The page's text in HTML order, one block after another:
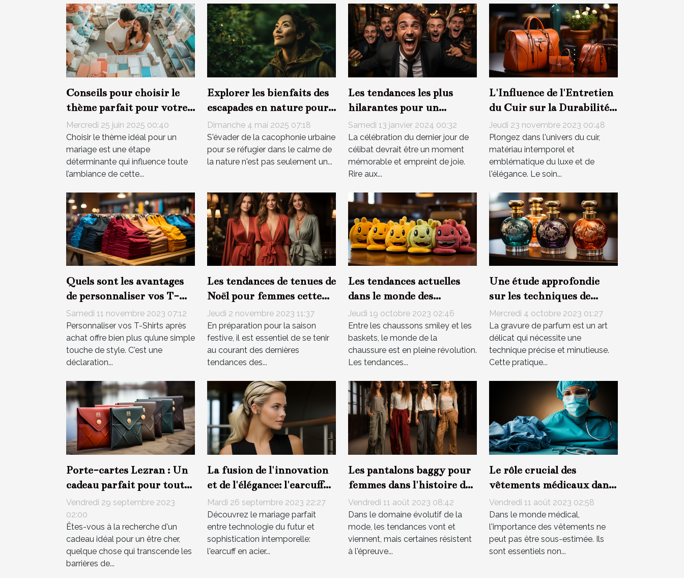
Conseils pour choisir le
thème parfait pour votre
mariage
Mercredi 25 juin 2025 00:40
Choisir le thème idéal pour un
mariage est une étape
déterminante qui influence toute
l’ambiance de cette...
Explorer les bienfaits des
escapades en nature pour
la santé mentale
Dimanche 4 mai 2025 07:18
S'évader de la cacophonie urbaine
pour se réfugier dans le calme de
la nature n'est pas seulement un...
Les tendances les plus
hilarantes pour un
enterrement de vie de
célibataire inoubliable
Samedi 13 janvier 2024 00:32
La célébration du dernier jour de
célibat devrait être un moment
mémorable et empreint de joie.
Rire aux...
L'Influence de l'Entretien
du Cuir sur la Durabilité
de vos Accessoires de
Mode
Jeudi 23 novembre 2023 00:48
Plongez dans l'univers du cuir,
matériau intemporel et
emblématique du luxe et de
l'élégance. Le soin...
Quels sont les avantages
de personnaliser vos T-
Shirts après achat ?
Samedi 11 novembre 2023 07:12
Personnaliser vos T-Shirts après
achat offre bien plus qu’une simple
touche de style. C'est une
déclaration...
Les tendances de tenues de
Noël pour femmes cette
année
Jeudi 2 novembre 2023 11:37
En préparation pour la saison
festive, il est essentiel de se tenir
au courant des dernières
tendances des...
Les tendances actuelles
dans le monde des
chaussons smiley et
sneakers
Jeudi 19 octobre 2023 02:46
Entre les chaussons smiley et les
baskets, le monde de la
chaussure est en pleine révolution.
Les tendances...
Une étude approfondie
sur les techniques de
gravure de parfum
Mercredi 4 octobre 2023 01:27
La gravure de parfum est un art
délicat qui nécessite une
technique précise et minutieuse.
Cette pratique...
Porte-cartes Lezran : Un
cadeau parfait pour tout
âge
Vendredi 29 septembre 2023
02:00
Êtes-vous à la recherche d'un
cadeau idéal pour un être cher,
quelque chose qui transcende les
barrières de...
La fusion de l'innovation
et de l'élégance: l'earcuff
en acier inoxydable
Mardi 26 septembre 2023 22:27
Découvrez le mariage parfait
entre technologie du futur et
sophistication intemporelle:
l'earcuff en acier...
Les pantalons baggy pour
femmes dans l'histoire de
la mode
Vendredi 11 août 2023 08:42
Dans le domaine évolutif de la
mode, les tendances vont et
viennent, mais certaines résistent
à l'épreuve...
Le rôle crucial des
vêtements médicaux dans
le confort des patients
Vendredi 11 août 2023 02:58
Dans le monde médical,
l'importance des vêtements ne
peut pas être sous-estimée. Ils
sont essentiels non...